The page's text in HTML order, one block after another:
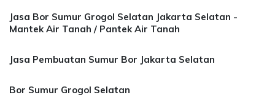
Jasa Bor Sumur Grogol Selatan Jakarta Selatan -
Mantek Air Tanah / Pantek Air Tanah
Jasa Pembuatan Sumur Bor Jakarta Selatan
Bor Sumur Grogol Selatan